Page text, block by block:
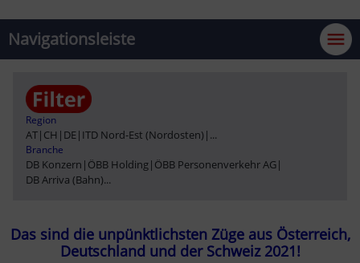
Navigationsleiste
Region
AT| CH | DE| ITD Nord-Est (Nordosten) | ...
Branche
DB Konzern | ÖBB Holding| ÖBB Personenverkehr AG|
DB Arriva (Bahn)...
Das sind die unpünktlichsten Züge aus Österreich,
Deutschland und der Schweiz 2021!